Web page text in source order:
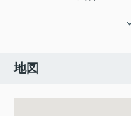
地図